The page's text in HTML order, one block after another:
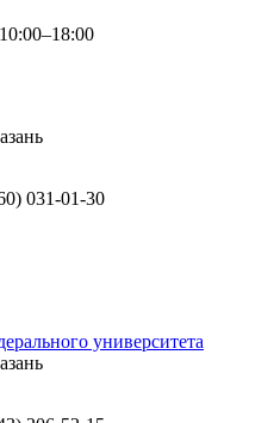
031-01-30
университета